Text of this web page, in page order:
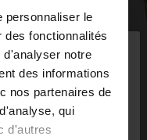
personnaliser le
des fonctionnalités
notre
des informations
nos partenaires de
qui
d'autres
×
Voulez-vous